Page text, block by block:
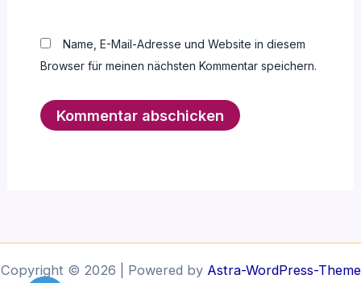
Name, E-Mail-Adresse und Website in diesem
Browser für meinen nächsten Kommentar speichern.
Copyright © 2026 | Powered by Astra-WordPress-Theme